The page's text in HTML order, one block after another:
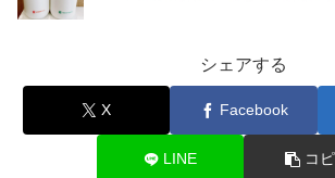
シェアする
X Facebook
LINE コ